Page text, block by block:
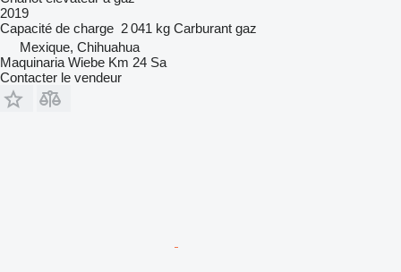
2019
Capacité de charge 2 041 kg Carburant gaz
Mexique, Chihuahua
Maquinaria Wiebe Km 24 Sa
Contacter le vendeur